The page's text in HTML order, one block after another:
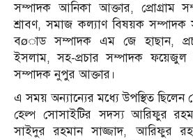
সম্পাদক আনিকা আক্তার, প্রোগ্রাম
শ্রাবণ, সমাজ কল্যাণ বিষয়ক
বøাড সম্পাদক এম জে হাছান,
ইসলাম, সহ-প্রচার সম্পাদক ফয়েজুল
সম্পাদক নুপুর আক্তার।
এ সময় অন্যান্যের মধ্যে উপস্থিত ছিলেন
হেল্প সোসাইটির সদস্য আরিফুর
সাইদুর রহমান সাজ্জাদ, আরিফুর